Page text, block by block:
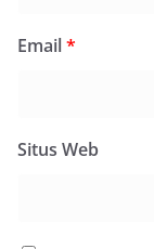
Email*
Situs Web